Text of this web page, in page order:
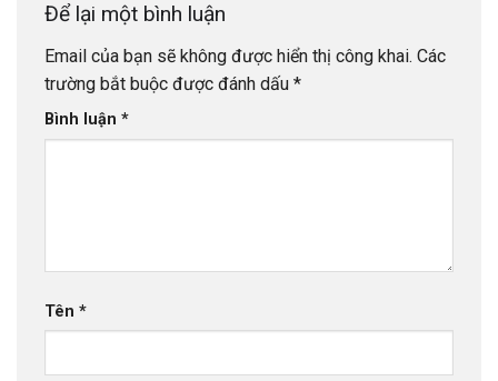
Để lại một bình luận
Email của bạn sẽ không được hiển thị công khai. Các
trường bắt buộc được đánh dấu *
Bình luận *
Tên *